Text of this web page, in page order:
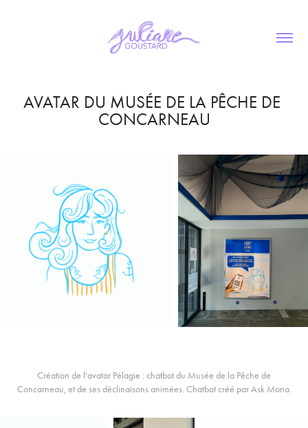
AVATAR DU MUSÉE DE LA PÊCHE DE
CONCARNEAU
Création de l'avatar Pélagie : chatbot du Musée de la Pêche de
Concarneau, et de ses déclinaisons animées. Chatbot créé parAsk Mona.